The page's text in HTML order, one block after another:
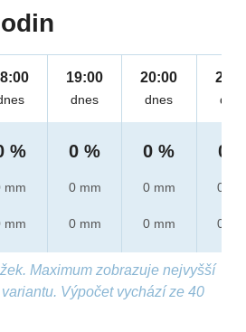
%
mm
mm
19:00
dnes
0 %
0 mm
0 mm
20:00
dnes
0 %
0 mm
0 mm
21:00
dnes
0 %
0 mm
0 mm
Maximum zobrazuje nejvyšší
Výpočet vychází ze 40